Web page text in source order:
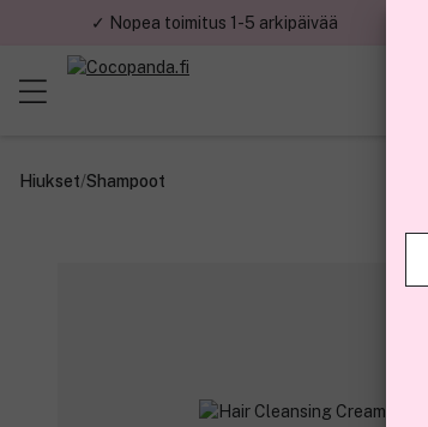
✓ Nopea toimitus 1-5 arkipäivää
Hiukset/Shampoot